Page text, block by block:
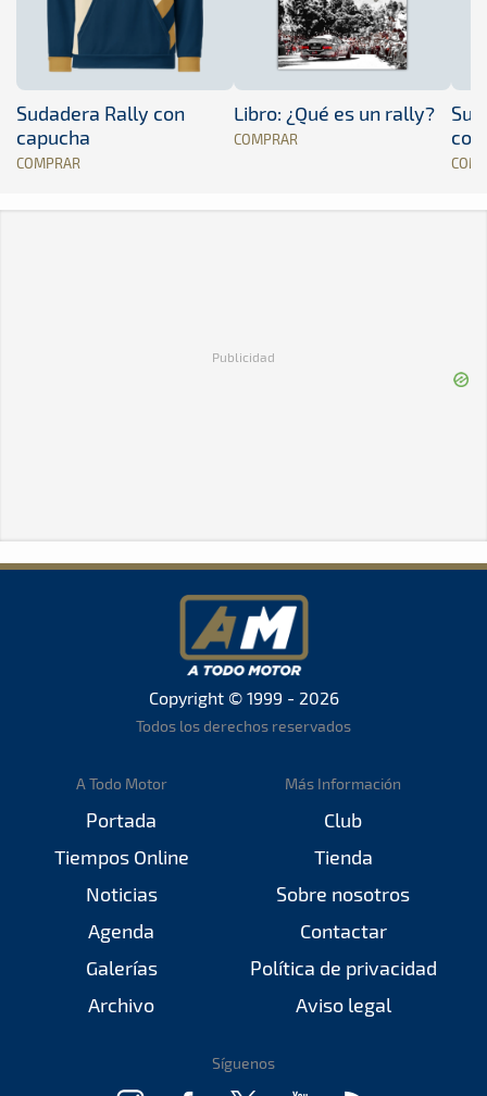
Sudadera Rally con
capucha
COMPRAR
Libro: ¿Qué es un rally?
COMPRAR
Publicidad
Copyright © 1999 - 2026
Todos los derechos reservados
A Todo Motor
Portada
Tiempos Online
Noticias
Agenda
Galerías
Archivo
Más Información
Club
Tienda
Sobre nosotros
Contactar
Política de privacidad
Aviso legal
Síguenos